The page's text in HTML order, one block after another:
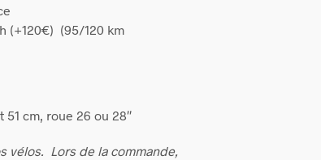
(+120€) (95/120 km
cm, roue 26 ou 28″
vélos. Lors de la commande,